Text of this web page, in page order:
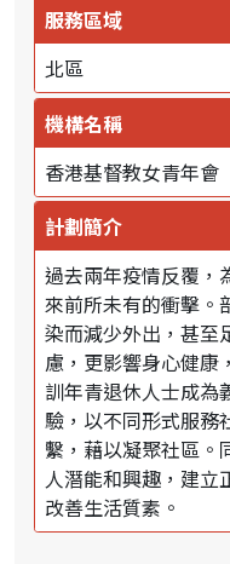
服務區域
北區
機構名稱
香港基督教女青年會
計劃簡介
過去兩年疫情反覆，
來前所未有的衝擊。
染而減少外出，甚至
慮，更影響身心健康
訓年青退休人士成為
驗，以不同形式服務
繫，藉以凝聚社區。
人潛能和興趣，建立
改善生活質素。